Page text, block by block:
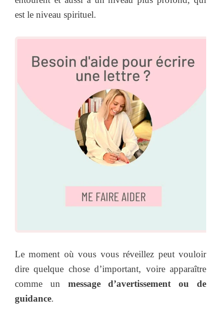
est le niveau spirituel.
Le moment où vous vous réveillez peut vouloir
dire quelque chose d’important, voire apparaître
comme un message d’avertissement ou de
guidance.